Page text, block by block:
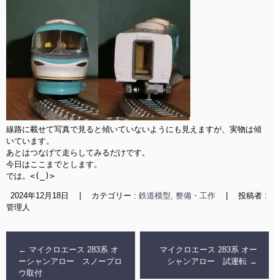
線路に載せて写真で見ると傾いていないようにも見えますが、実物は傾
いています。
あとはつなげて走らしてみるだけです。
今日はここまでとします。
2024年12月18日 カテゴリー : 鉄道模型, 整備・工作
投稿者 :
管理人
← マイクロエース 283系 オ
ーシャンアロー スノープロ
ウ取付
マイクロエース 283系 オー
シャンアロー 試運転 →